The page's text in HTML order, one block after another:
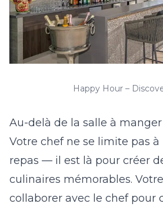
Happy Hour –
Au-delà de la salle à manger
Votre chef ne se limite pas à
repas — il est là pour créer
culinaires mémorables.
collaborer avec le chef pour